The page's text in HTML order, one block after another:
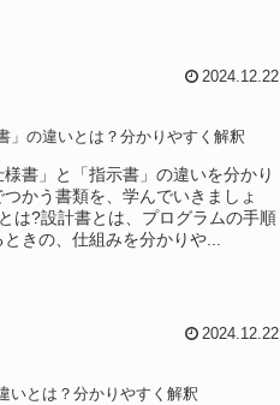
2024.12.22
」の違いとは？分かりやすく解釈
書」と「指示書」の違いを分かり
かう書類を、学んでいきましょ
は?設計書とは、プログラムの手順
きの、仕組みを分かりや...
2024.12.22
いとは？分かりやすく解釈